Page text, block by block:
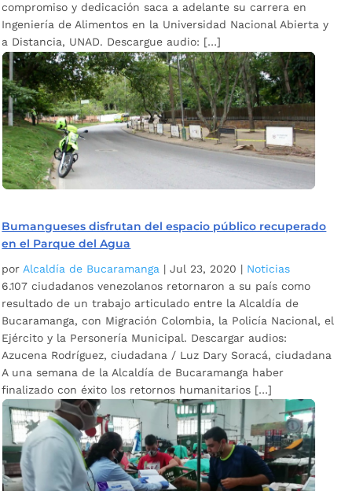
compromiso y dedicación saca a adelante su carrera en
Ingeniería de Alimentos en la Universidad Nacional Abierta y
a Distancia, UNAD. Descargue audio: […]
Bumangueses disfrutan del espacio público recuperado
en el Parque del Agua
por Alcaldía de Bucaramanga |Jul 23, 2020 | Noticias
6.107 ciudadanos venezolanos retornaron a su país como
resultado de un trabajo articulado entre la Alcaldía de
Bucaramanga, con Migración Colombia, la Policía Nacional, el
Ejército y la Personería Municipal. Descargar audios:
Azucena Rodríguez, ciudadana / Luz Dary Soracá, ciudadana
A una semana de la Alcaldía de Bucaramanga haber
finalizado con éxito los retornos humanitarios […]